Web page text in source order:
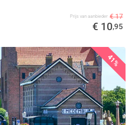
Prijs van aanbieder € 17
€ 10,95
41%